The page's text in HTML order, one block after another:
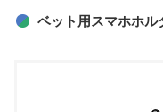
ベット用スマホホル